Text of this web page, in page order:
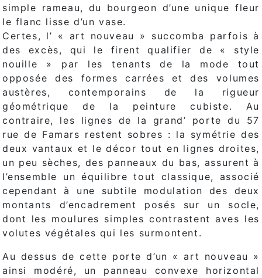
simple rameau, du bourgeon d’une unique fleur
le flanc lisse d’un vase.
Certes, l’ « art nouveau » succomba parfois à
des excès, qui le firent qualifier de « style
nouille » par les tenants de la mode tout
opposée des formes carrées et des volumes
austères, contemporains de la rigueur
géométrique de la peinture cubiste. Au
contraire, les lignes de la grand’ porte du 57
rue de Famars restent sobres : la symétrie des
deux vantaux et le décor tout en lignes droites,
un peu sèches, des panneaux du bas, assurent à
l’ensemble un équilibre tout classique, associé
cependant à une subtile modulation des deux
montants d’encadrement posés sur un socle,
dont les moulures simples contrastent aves les
volutes végétales qui les surmontent.
Au dessus de cette porte d’un « art nouveau »
ainsi modéré, un panneau convexe horizontal